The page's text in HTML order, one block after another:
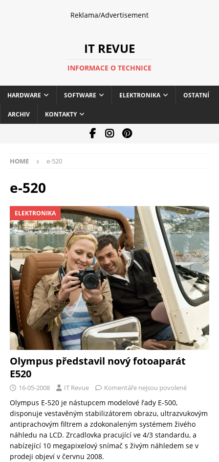
Reklama/Advertisement
IT REVUE
INFORMACE O TECHNICE
HARDWARE SOFTWARE ELEKTRONIKA OSTATNÍ
ARCHIV KONTAKTY
HOME e-520
e-520
ELEKTRONIKA
Olympus představil nový fotoaparát
E520
16-05-2008 IT Revue Komentáře nejsou povolené
Olympus E-520 je nástupcem modelové řady E-500,
disponuje vestavěným stabilizátorem obrazu, ultrazvukovým
antiprachovým filtrem a zdokonaleným systémem živého
náhledu na LCD. Zrcadlovka pracující ve 4/3 standardu, a
nabízející 10 megapixelový snímač s živým náhledem se v
prodeji objeví v červnu 2008.